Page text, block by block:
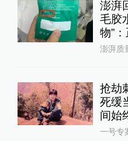
澎湃
毛胶
物”
澎湃质
抢劫
死缓
间始
一号专